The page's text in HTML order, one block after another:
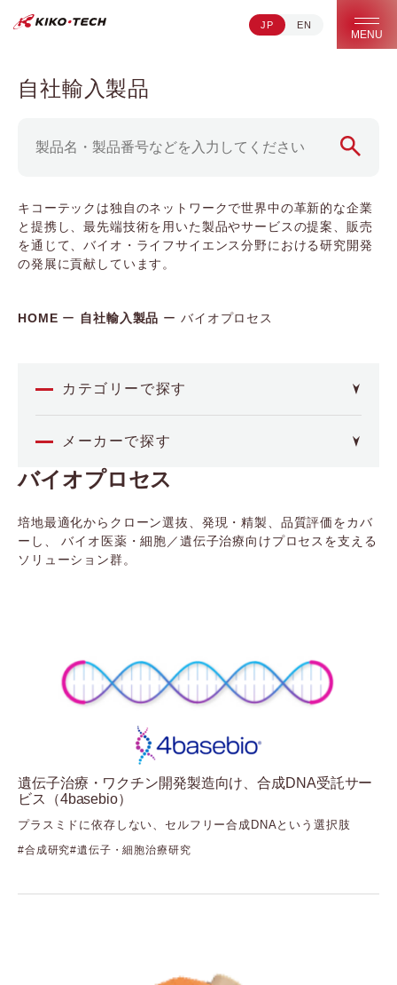
キコーテック株式会社 | ライフサイエンス研究への貢献
JP EN
MENU
自社輸入製品
キコーテックは独自のネットワークで世界中の革新的な企業
と提携し、最先端技術を用いた製品やサービスの提案、販売
を通じて、バイオ・ライフサイエンス分野における研究開発
の発展に貢献しています。
HOME 自社輸入製品 バイオプロセス
バイオプロセス
培地最適化からクローン選抜、発現・精製、品質評価をカバ
ーし、 バイオ医薬・細胞／遺伝子治療向けプロセスを支える
ソリューション群。
遺伝子治療・ワクチン開発製造向け、合成DNA受託サー
ビス（4basebio）
プラスミドに依存しない、セルフリー合成DNAという選択肢
合成研究 遺伝子・細胞治療研究
カテゴリーで探す
オミクス
空間解析
イメージング・セルアッセイ
分子間相互作用
品質管理
その他
メーカーで探す
4basebio
Akoya Biosciences
（アコヤバイオサイエンス）
Axion BioSystems
（アキシオンバイオシステムズ）
Bioinicia
（バイオイニシア）
BioNex
Biosensing Instrument
（バイオセンシングインストルメント）
CDR
（シーディーアール）
（セルビス）
Element Biosciences
（ジェンネクスト）